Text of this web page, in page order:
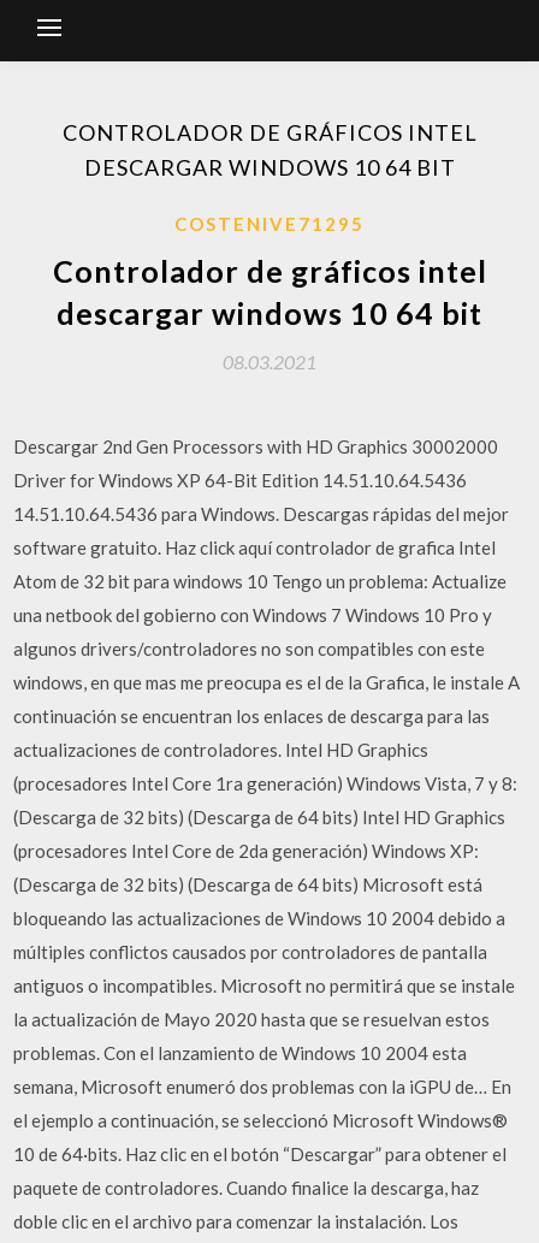
CONTROLADOR DE GRÁFICOS INTEL
DESCARGAR WINDOWS 10 64 BIT
COSTENIVE71295
Controlador de gráficos intel
descargar windows 10 64 bit
08.03.2021
Descargar 2nd Gen Processors with HD Graphics 30002000
Driver for Windows XP 64-Bit Edition 14.51.10.64.5436
14.51.10.64.5436 para Windows. Descargas rápidas del mejor
software gratuito. Haz click aquí controlador de grafica Intel
Atom de 32 bit para windows 10 Tengo un problema: Actualize
una netbook del gobierno con Windows 7 Windows 10 Pro y
algunos drivers/controladores no son compatibles con este
windows, en que mas me preocupa es el de la Grafica, le instale A
continuación se encuentran los enlaces de descarga para las
actualizaciones de controladores. Intel HD Graphics
(procesadores Intel Core 1ra generación) Windows Vista, 7 y 8:
(Descarga de 32 bits) (Descarga de 64 bits) Intel HD Graphics
(procesadores Intel Core de 2da generación) Windows XP:
(Descarga de 32 bits) (Descarga de 64 bits) Microsoft está
bloqueando las actualizaciones de Windows 10 2004 debido a
múltiples conflictos causados por controladores de pantalla
antiguos o incompatibles. Microsoft no permitirá que se instale
la actualización de Mayo 2020 hasta que se resuelvan estos
problemas. Con el lanzamiento de Windows 10 2004 esta
semana, Microsoft enumeró dos problemas con la iGPU de… En
el ejemplo a continuación, se seleccionó Microsoft Windows®
10 de 64·bits. Haz clic en el botón “Descargar” para obtener el
paquete de controladores. Cuando finalice la descarga, haz
doble clic en el archivo para comenzar la instalación. Los